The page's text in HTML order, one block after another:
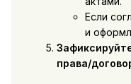
Если
и
права/